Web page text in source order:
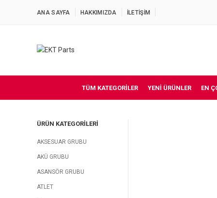
ANA SAYFA HAKKIMIZDA İLETİŞİM
TÜM KATEGORILER YENI ÜRÜNLER EN
ÜRÜN KATEGORILERI
AKSESUAR GRUBU
AKÜ GRUBU
ASANSÖR GRUBU
ATLET